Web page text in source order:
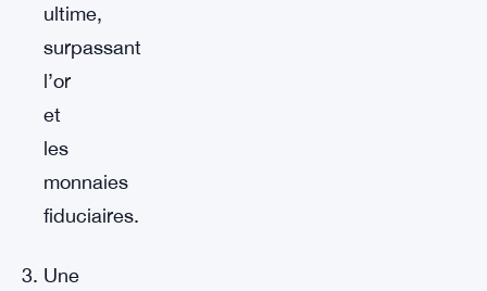
ultime,
surpassant
l’or
et
les
monnaies
fiduciaires.
Une